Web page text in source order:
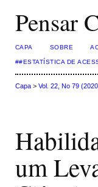
Pensar
CAPA SOBRE
##ESTATÍSTICA DE
Capa> Vol. 22, No 79
um